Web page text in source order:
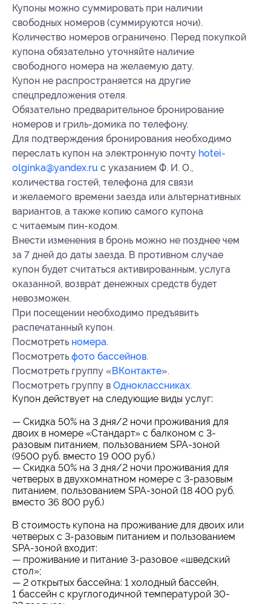
Купоны можно суммировать при наличии
свободных номеров (суммируются ночи).
Количество номеров ограничено. Перед покупкой
купона обязательно уточняйте наличие
свободного номера на желаемую дату.
Купон не распространяется на другие
спецпредложения отеля.
Обязательно предварительное бронирование
номеров и гриль-домика по телефону.
Для подтверждения бронирования необходимо
переслать купон на электронную почту hotei-
olginka@yandex.ru с указанием Ф. И. О.,
количества гостей, телефона для связи
и желаемого времени заезда или альтернативных
вариантов, а также копию самого купона
с читаемым пин-кодом.
Внести изменения в бронь можно не позднее чем
за 7 дней до даты заезда. В противном случае
купон будет считаться активированным, услуга
оказанной, возврат денежных средств будет
невозможен.
При посещении необходимо предъявить
распечатанный купон.
Посмотреть номера.
Посмотреть фото бассейнов.
Посмотреть группу «ВКонтакте».
Посмотреть группу в Одноклассниках.
Купон действует на следующие виды услуг:
— Скидка 50% на 3 дня/2 ночи проживания для
двоих в номере «Стандарт» с балконом с 3-
разовым питанием, пользованием SPA-зоной
(9500 руб. вместо 19 000 руб.)
— Скидка 50% на 3 дня/2 ночи проживания для
четверых в двухкомнатном номере с 3-разовым
питанием, пользованием SPA-зоной (18 400 руб.
вместо 36 800 руб.)
В стоимость купона на проживание для двоих или
четверых с 3-разовым питанием и пользованием
SPA-зоной входит:
— проживание и питание 3-разовое «шведский
стол»;
— 2 открытых бассейна: 1 холодный бассейн,
1 бассейн с круглогодичной температурой 30-